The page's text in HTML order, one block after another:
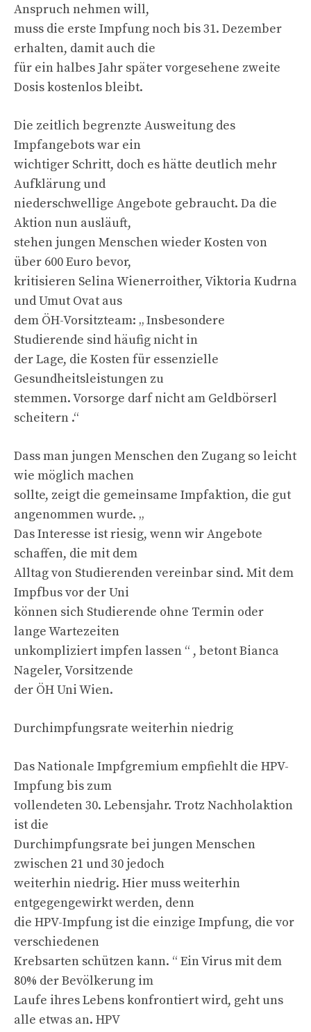
Anspruch nehmen will,
muss die erste Impfung noch bis 31. Dezember
erhalten, damit auch die
für ein halbes Jahr später vorgesehene zweite
Dosis kostenlos bleibt.
Die zeitlich begrenzte Ausweitung des
Impfangebots war ein
wichtiger Schritt, doch es hätte deutlich mehr
Aufklärung und
niederschwellige Angebote gebraucht. Da die
Aktion nun ausläuft,
stehen jungen Menschen wieder Kosten von
über 600 Euro bevor,
kritisieren Selina Wienerroither, Viktoria Kudrna
und Umut Ovat aus
dem ÖH-Vorsitzteam: „ Insbesondere
Studierende sind häufig nicht in
der Lage, die Kosten für essenzielle
Gesundheitsleistungen zu
stemmen. Vorsorge darf nicht am Geldbörserl
scheitern .“
Dass man jungen Menschen den Zugang so leicht
wie möglich machen
sollte, zeigt die gemeinsame Impfaktion, die gut
angenommen wurde. „
Das Interesse ist riesig, wenn wir Angebote
schaffen, die mit dem
Alltag von Studierenden vereinbar sind. Mit dem
Impfbus vor der Uni
können sich Studierende ohne Termin oder
lange Wartezeiten
unkompliziert impfen lassen “ , betont Bianca
Nageler, Vorsitzende
der ÖH Uni Wien.
Durchimpfungsrate weiterhin niedrig
Das Nationale Impfgremium empfiehlt die HPV-
Impfung bis zum
vollendeten 30. Lebensjahr. Trotz Nachholaktion
ist die
Durchimpfungsrate bei jungen Menschen
zwischen 21 und 30 jedoch
weiterhin niedrig. Hier muss weiterhin
entgegengewirkt werden, denn
die HPV-Impfung ist die einzige Impfung, die vor
verschiedenen
Krebsarten schützen kann. “ Ein Virus mit dem
80% der Bevölkerung im
Laufe ihres Lebens konfrontiert wird, geht uns
alle etwas an. HPV